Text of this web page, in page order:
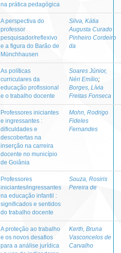
na prática pedagógica
A perspectiva do
professor
pesquisador/reflexivo
e a figura do Barão de
Münchhausen
Silva, Kátia
Augusta Curado
Pinheiro Cordeiro
da
As políticas
curriculares da
educação profissional
e o trabalho docente
Soares Júnior,
Néri Emílio;
Borges, Lívia
Freitas Fonseca
Professores iniciantes
e ingressantes :
dificuldades e
descobertas na
inserção na carreira
docente no município
de Goiânia
Mohn, Rodrigo
Fideles
Fernandes
Professores
iniciantes/ingressantes
na educação infantil :
significados e sentidos
do trabalho docente
Souza, Rosiris
Pereira de
A proteção ao trabalho
e os novos desafios
para a análise jurídica
Kerth, Bruna
Vasconcelos de
Carvalho